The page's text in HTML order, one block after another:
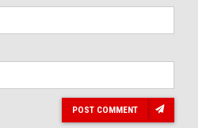
POST COMMENT